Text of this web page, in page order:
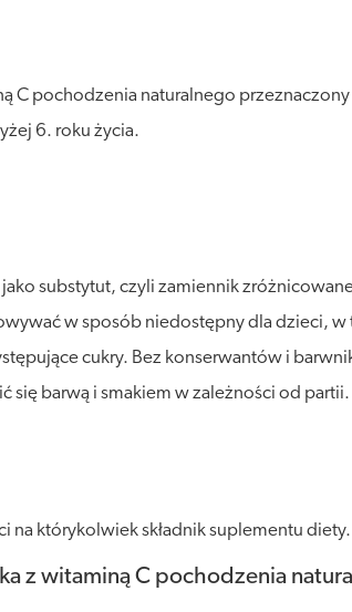
C pochodzenia naturalnego
6. roku życia.
substytut, czyli zamiennik
w sposób niedostępny dla dzieci,
cukry. Bez konserwantów i
się barwą i smakiem w zależności od
na którykolwiek składnik suplementu diety.
z witaminą C pochodzenia